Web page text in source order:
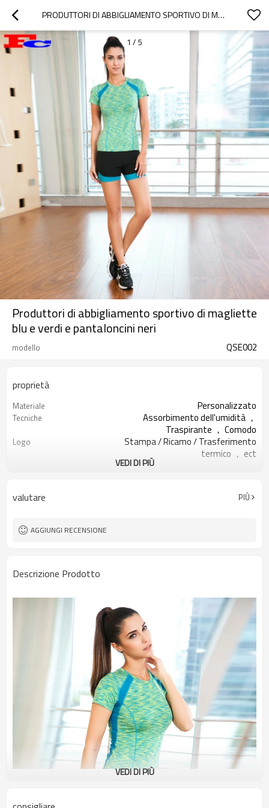
PRODUTTORI DI ABBIGLIAMENTO SPORTIVO DI MAGLIETTE BLU E VERDI E PANTALONCINI NERI
1 / 5
Produttori di abbigliamento sportivo di magliette
blu e verdi e pantaloncini neri
modello QSE002
proprietà
Materiale Personalizzato
Tecniche
Assorbimento dell'umidità ，
Traspirante ， Comodo
Logo
Stampa / Ricamo / Trasferimento
termico ， ect
Esecuzione di esercizi di yoga in
XXS-XXXL o dimensioni
personalizzate
Etichetta e tag
VEDI DI PIÙ
valutare PIÙ
AGGIUNGI RECENSIONE
Descrizione Prodotto
VEDI DI PIÙ